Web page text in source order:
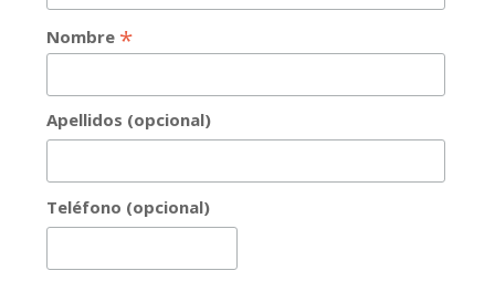
Nombre *
Apellidos (opcional)
Teléfono (opcional)